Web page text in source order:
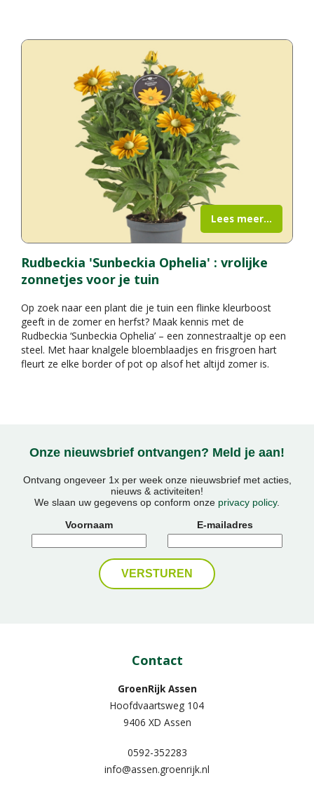
Rudbeckia 'Sunbeckia Ophelia' : vrolijke
zonnetjes voor je tuin
Op zoek naar een plant die je tuin een flinke kleurboost
geeft in de zomer en herfst? Maak kennis met de
Rudbeckia ‘Sunbeckia Ophelia’ – een zonnestraaltje op een
steel. Met haar knalgele bloemblaadjes en frisgroen hart
fleurt ze elke border of pot op alsof het altijd zomer is.
Lees meer...
Onze nieuwsbrief ontvangen? Meld je aan!
Ontvang ongeveer 1x per week onze nieuwsbrief met acties,
nieuws & activiteiten!
We slaan uw gegevens op conform onze privacy policy.
Voornaam
E-mailadres
Contact
GroenRijk Assen
Hoofdvaartsweg 104
9406 XD Assen
0592-352283
info@assen.groenrijk.nl